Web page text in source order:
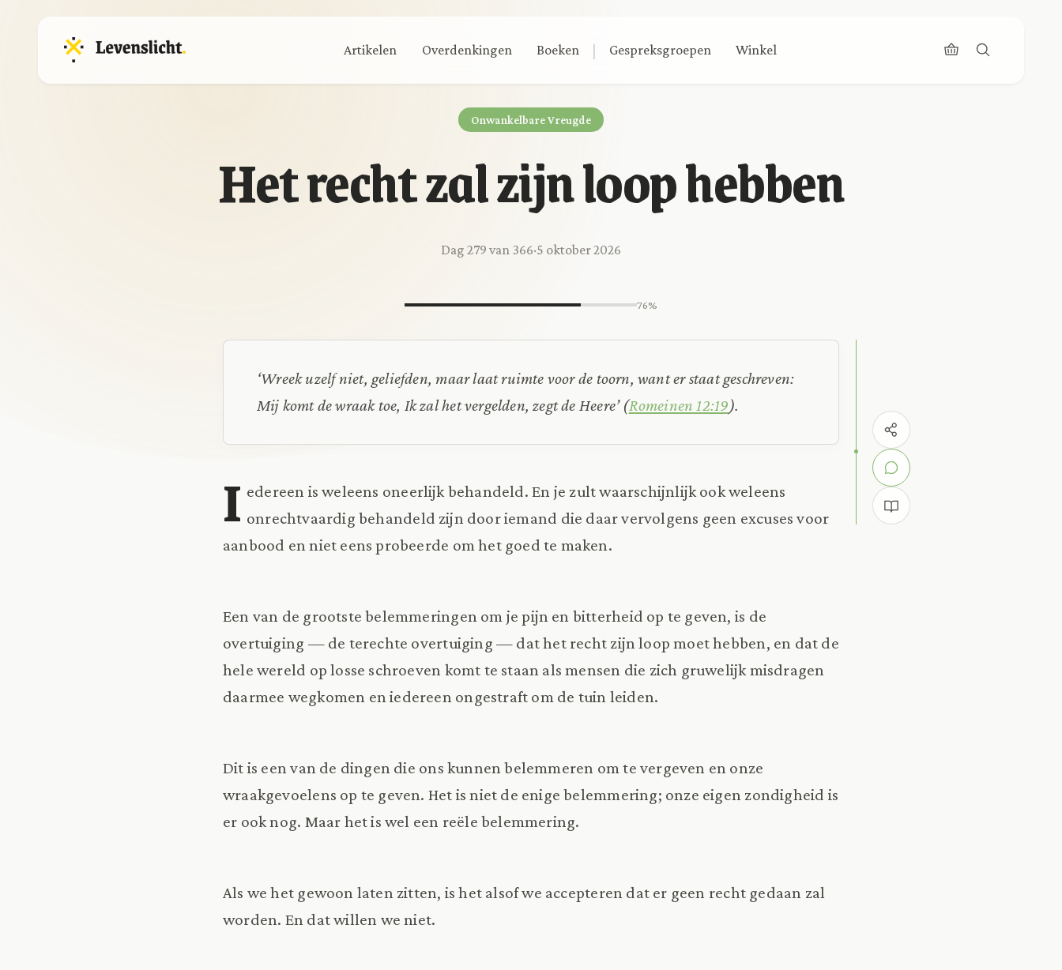
Artikelen Overdenkingen Boeken | Gespreksgroepen Winkel
Onwankelbare Vreugde
Het recht zal zijn loop hebben
Dag 279 van 366·5 oktober 2026
76%
‘Wreek uzelf niet, geliefden, maar laat ruimte voor de toorn, want er staat geschreven:
Mij komt de wraak toe, Ik zal het vergelden, zegt de Heere’ (Romeinen 12:19).
I edereen is weleens oneerlijk behandeld. En je zult waarschijnlijk ook weleens
onrechtvaardig behandeld zijn door iemand die daar vervolgens geen excuses voor
aanbood en niet eens probeerde om het goed te maken.
Een van de grootste belemmeringen om je pijn en bitterheid op te geven, is de
overtuiging — de terechte overtuiging — dat het recht zijn loop moet hebben, en dat de
hele wereld op losse schroeven komt te staan als mensen die zich gruwelijk misdragen
daarmee wegkomen en iedereen ongestraft om de tuin leiden.
Dit is een van de dingen die ons kunnen belemmeren om te vergeven en onze
wraakgevoelens op te geven. Het is niet de enige belemmering; onze eigen zondigheid is
er ook nog. Maar het is wel een reële belemmering.
Als we het gewoon laten zitten, is het alsof we accepteren dat er geen recht gedaan zal
worden. En dat willen we niet.